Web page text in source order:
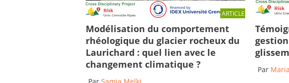
ARTICLE
Modélisation du comportement
rhéologique du glacier rocheux du
Laurichard : quel lien avec le
changement climatique ?
Par